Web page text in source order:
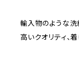
輸入物のような洗
高いクオリティ、